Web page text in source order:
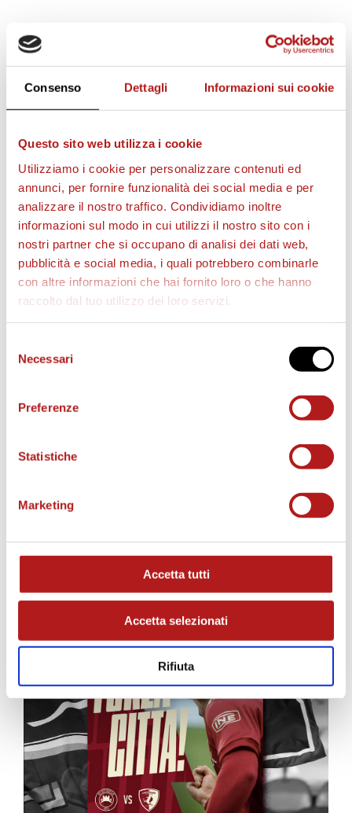
Consenso Dettagli Informazioni sui cookie
Questo sito web utilizza i cookie
Utilizziamo i cookie per personalizzare contenuti ed
annunci, per fornire funzionalità dei social media e per
analizzare il nostro traffico. Condividiamo inoltre
informazioni sul modo in cui utilizzi il nostro sito con i
nostri partner che si occupano di analisi dei dati web,
pubblicità e social media, i quali potrebbero combinarle
con altre informazioni che hai fornito loro o che hanno
raccolto dal tuo utilizzo dei loro servizi.
delNecessari
Preferenze
Statistiche
Marketing
Accetta tutti
Accetta selezionati
Rifiuta
BIGLIETTI
AS CITTADELLA STORE